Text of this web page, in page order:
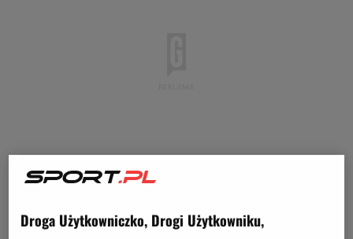
Droga Użytkowniczko, Drogi Użytkowniku,